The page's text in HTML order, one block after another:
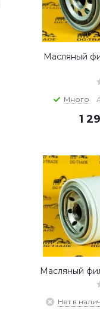
Масляный
Много
1
Масляный
Нет в